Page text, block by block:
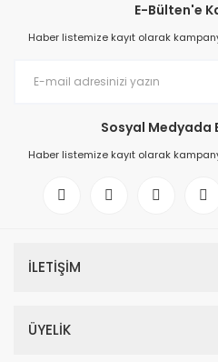
E-Bülten'e
Haber listemize kayıt olarak
Sosyal Medyada
Haber listemize kayıt olarak
İLETİŞİM
ÜYELİK